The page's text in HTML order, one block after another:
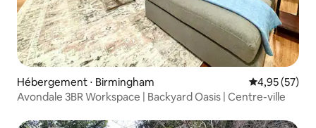
Hébergement ⋅ Birmingham Évaluation
4,95 (57)
Avondale 3BR Workspace | Backyard Oasis | Centre-ville